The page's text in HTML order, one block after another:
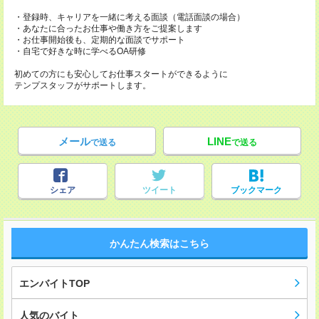
・登録時、キャリアを一緒に考える面談（電話面談の場合）
・あなたに合ったお仕事や働き方をご提案します
・お仕事開始後も、定期的な面談でサポート
・自宅で好きな時に学べるOA研修
初めての方にも安心してお仕事スタートができるように
テンプスタッフがサポートします。
メールで送る LINEで送る
シェア ツイート ブックマーク
かんたん検索はこちら
エンバイトTOP
人気のバイト